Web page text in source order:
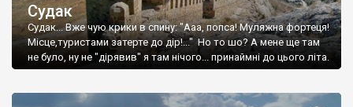
Судак
Судак... Вже чую крики в спину: "Ааа, попса! Муляжна фортеця!
Місце,туристами затерте до дір!..." Но то шо? А мене ще там
не було, ну не "дірявив" я там нічого... принаймні до цього літа.